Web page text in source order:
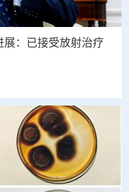
展：已接受放射治疗